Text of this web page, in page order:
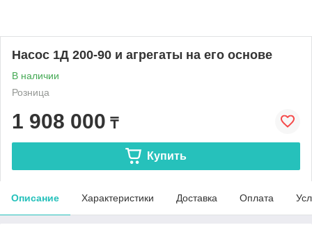
Насос 1Д 200-90 и агрегаты на его основе
В наличии
Розница
1 908 000 ₸
Купить
Описание Характеристики Доставка Оплата